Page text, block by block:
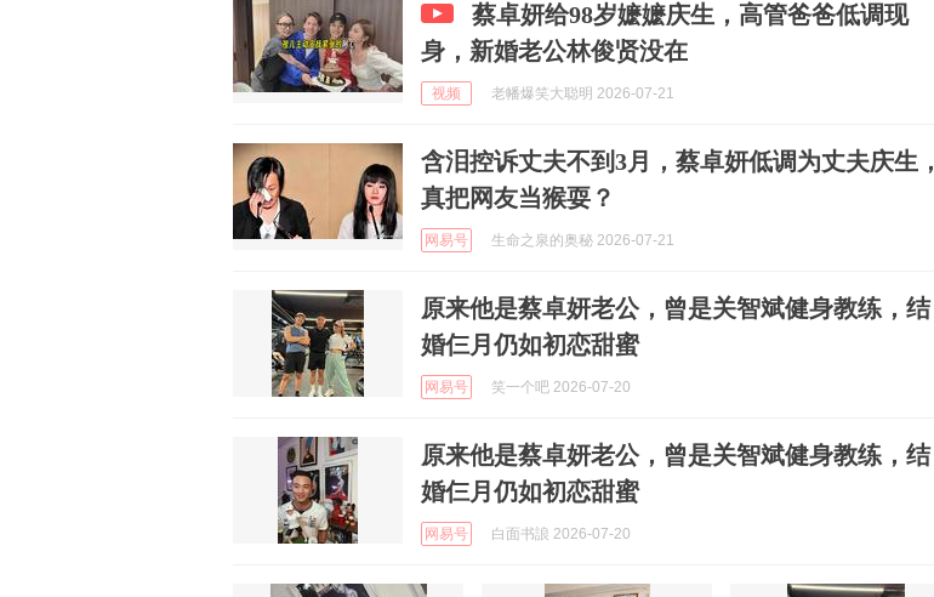
蔡卓妍给98岁嬷嬷庆生，高管爸爸低调现
身，新婚老公林俊贤没在
视频 老幡爆笑大聪明 2026-07-21
含泪控诉丈夫不到3月，蔡卓妍低调为丈夫庆生，
真把网友当猴耍？
网易号 生命之泉的奥秘 2026-07-21
原来他是蔡卓妍老公，曾是关智斌健身教练，结
婚仨月仍如初恋甜蜜
网易号 笑一个吧 2026-07-20
原来他是蔡卓妍老公，曾是关智斌健身教练，结
婚仨月仍如初恋甜蜜
网易号 白面书誏 2026-07-20